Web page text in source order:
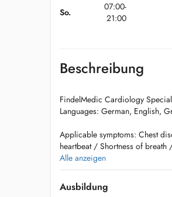
So.
07:00-
21:00
Beschreibung
FindelMedic Cardiology
Languages: German, English,
Applicable symptoms: Chest
heartbeat / Shortness of
Elevated cholesterol / Elevated
Cardiac tests:
Exercise ECG, 24-Hour Holter,
Alle anzeigen
Ausbildung